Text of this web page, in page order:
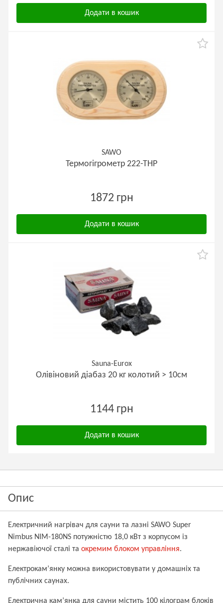
Додати в кошик
SAWO
Термогігрометр 222-ТНP
1872 грн
Додати в кошик
Sauna-Eurox
Олівіновий діабаз 20 кг колотий > 10см
1144 грн
Додати в кошик
Опис
Електричний нагрівач для сауни та лазні SAWO Super
Nimbus NIM-180NS потужністю 18,0 кВт з корпусом із
нержавіючої сталі та окремим блоком управління.
Електрокам’янку можна використовувати у домашніх та
публічних саунах.
Електрична кам’янка для сауни містить 100 кілограм блоків